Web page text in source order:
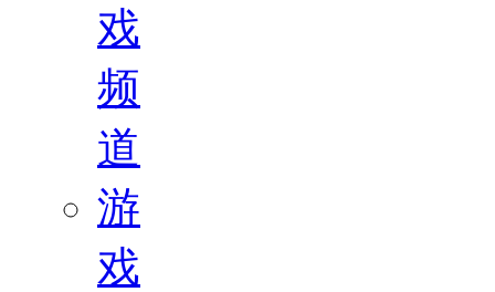
戏
频
道
游
戏